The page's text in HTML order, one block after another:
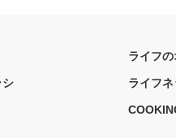
シ
ライフ
ライフ